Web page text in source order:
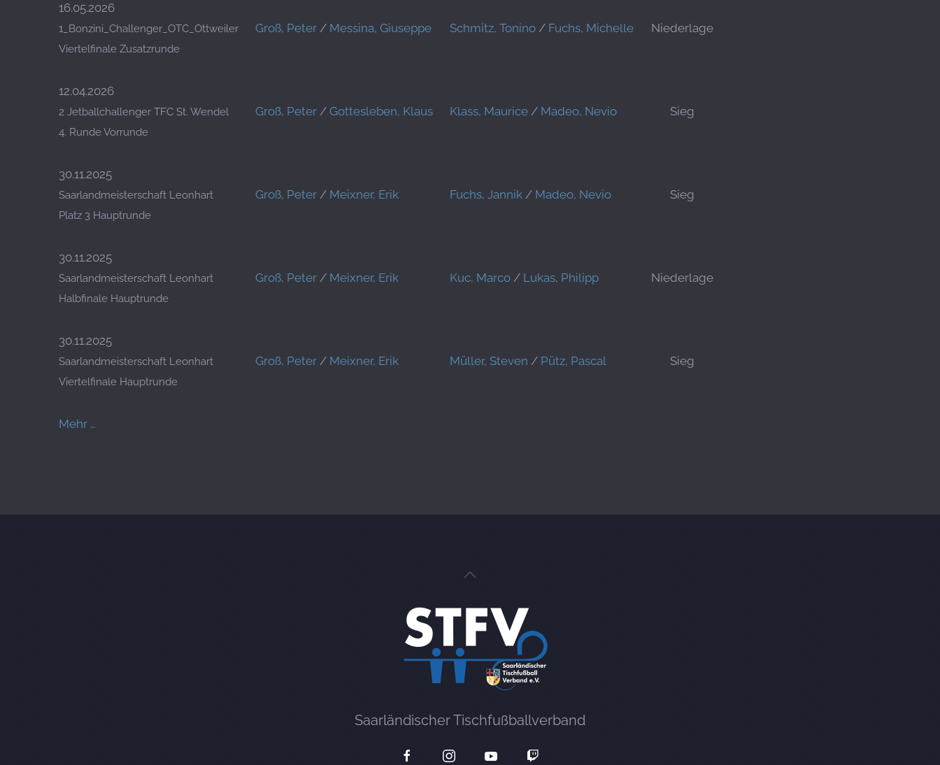
16.05.2026
1_Bonzini_Challenger_OTC_Ottweiler
Viertelfinale Zusatzrunde
Groß, Peter / Messina, Giuseppe Schmitz, Tonino / Fuchs, Michelle Niederlage
12.04.2026
2 Jetballchallenger TFC St. Wendel
4. Runde Vorrunde
Groß, Peter / Gottesleben, Klaus Klass, Maurice / Madeo, Nevio Sieg
30.11.2025
Saarlandmeisterschaft Leonhart
Platz 3 Hauptrunde
Groß, Peter / Meixner, Erik Fuchs, Jannik / Madeo, Nevio Sieg
30.11.2025
Saarlandmeisterschaft Leonhart
Halbfinale Hauptrunde
Groß, Peter / Meixner, Erik Kuc, Marco / Lukas, Philipp Niederlage
30.11.2025
Saarlandmeisterschaft Leonhart
Viertelfinale Hauptrunde
Groß, Peter / Meixner, Erik Müller, Steven / Pütz, Pascal Sieg
Mehr …
Saarländischer Tischfußballverband